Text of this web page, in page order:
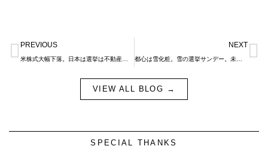
Prev
PREVIOUS NEXT
都心は雪化粧。雪の選挙サンデー。未来を明るくする1日に。
VIEW ALL BLOG →
SPECIAL THANKS